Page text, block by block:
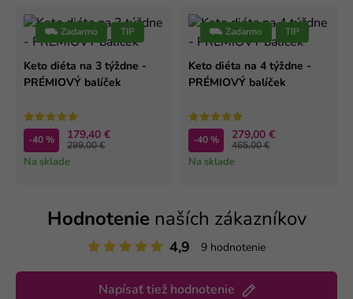
⛟ Zadarmo TIP
Keto diéta na 3 týždne -
PRÉMIOVÝ balíček
-40 % 179,40 €
299,00 €
Na sklade
⛟ Zadarmo TIP
Keto diéta na 4 týždne -
PRÉMIOVÝ balíček
-40 % 279,00 €
465,00 €
Na sklade
Hodnotenie naších zákazníkov
4,9 9 hodnotenie
Napísať tiež hodnotenie